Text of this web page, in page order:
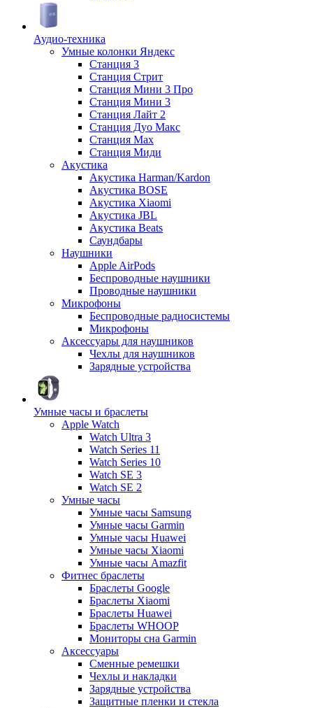
Аудио-техника
Умные колонки Яндекс
Станция 3
Станция Стрит
Станция Мини 3 Про
Станция Мини 3
Станция Лайт 2
Станция Дуо Макс
Станция Max
Станция Миди
Акустика
Акустика Harman/Kardon
Акустика BOSE
Акустика Xiaomi
Акустика JBL
Акустика Beats
Саундбары
Наушники
Apple AirPods
Беспроводные наушники
Проводные наушники
Микрофоны
Беспроводные радиосистемы
Микрофоны
Аксессуары для наушников
Чехлы для наушников
Зарядные устройства
Умные часы и браслеты
Apple Watch
Watch Ultra 3
Watch Series 11
Watch Series 10
Watch SE 3
Watch SE 2
Умные часы
Умные часы Samsung
Умные часы Garmin
Умные часы Huawei
Умные часы Xiaomi
Умные часы Amazfit
Фитнес браслеты
Браслеты Google
Браслеты Xiaomi
Браслеты Huawei
Браслеты WHOOP
Мониторы сна Garmin
Аксессуары
Сменные ремешки
Чехлы и накладки
Зарядные устройства
Защитные пленки и стекла